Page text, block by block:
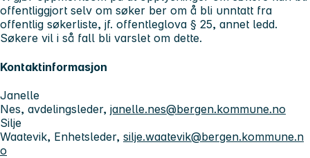
offentliggjort selv om søker ber om å bli unntatt fra
offentlig søkerliste, jf. offentleglova § 25, annet ledd.
Søkere vil i så fall bli varslet om dette.
Kontaktinformasjon
Janelle
Nes, avdelingsleder, janelle.nes@bergen.kommune.no
Silje
Waatevik, Enhetsleder, silje.waatevik@bergen.kommune.n
o